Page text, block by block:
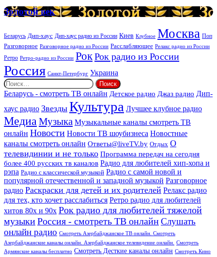
Золотой
век
Золотой век
Беларусь Дип-хаус Дип-хаус радио из России Киев Клубное Москва Поп
Разговорное Разговорное радио из России Расслабляющее Релакс радио из России
Ретро Ретро-радио из России РокРок радио из России
Россия Санкт-Петербург Украина
Найти:
Беларусь - смотреть ТВ онлайн Детское радио Джаз радио Дип-
хаус радио Звезды Культура Лучшее клубное радио
Медиа Музыка Музыкальные каналы смотреть ТВ
онлайн Новости Новости ТВ шоубизнеса Новостные
каналы смотреть онлайн Ответы@liveTV.by Отдых О
телевидинии и не только Программа передач на сегодня
более 400 русских тв каналов Радио для любителей хип-хопа и
рэпа Радио с классической музыкой Радио с самой новой и
популярной отечественной и западной музыкой Разговорное
радио Раскраски для детей и их родителей Релакс радио
для тех, кто хочет расслабиться Ретро радио для любителей
хитов 80х и 90х Рок радио для любителей тяжелой
музыкиРоссия - смотреть ТВ онлайнСлушать
онлайн радио Смотреть Азербайджанское ТВ онлайн. Смотреть
Азербайджанские каналы онлайн. Азербайджанское телевидение онлайн.
Смотреть
Армянские каналы бесплатно Смотреть Десткие каналы онлайн Смотреть Кино